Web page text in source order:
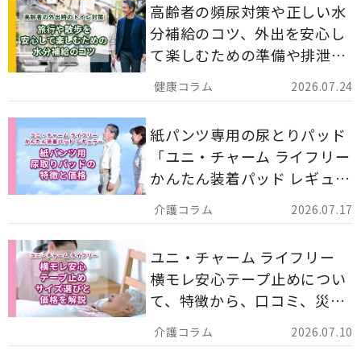
2026.07.24
高齢者の頻尿対策や正しい水
分補給のコツ、外出を安心し
て楽しむための準備や排泄ケ
ア用品の選び方を解説しま
す。
2026.07.17
紙パンツ専用の尿とりパッド
「ユニ・チャーム ライフリー
かんたん装着パッド レギュラ
ー 計162枚」について解説し
ます。
2026.07.10
ユニ・チャーム ライフリー
横モレ安心テープ止めについ
て、特徴から、口コミ、災害
備蓄としての活用法まで分か
りやすく解説します。